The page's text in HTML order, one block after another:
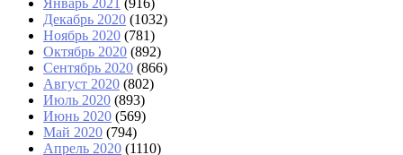
Январь 2021 (916)
Декабрь 2020 (1032)
Ноябрь 2020 (781)
Октябрь 2020 (892)
Сентябрь 2020 (866)
Август 2020 (802)
Июль 2020 (893)
Июнь 2020 (569)
Май 2020 (794)
Апрель 2020 (1110)